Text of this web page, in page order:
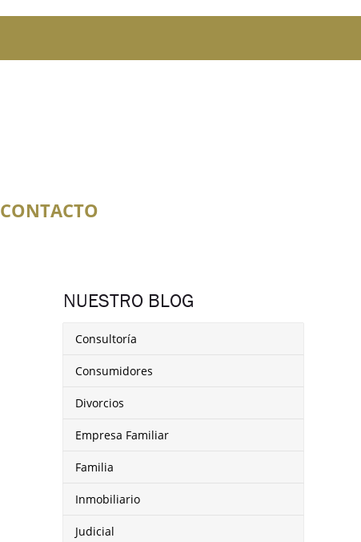
CONTACTO
NUESTRO BLOG
Consultoría
Consumidores
Divorcios
Empresa Familiar
Familia
Inmobiliario
Judicial